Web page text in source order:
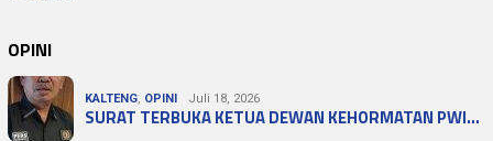
OPINI
KALTENG, OPINI Juli 18, 2026
SURAT TERBUKA KETUA DEWAN KEHORMATAN PWI…